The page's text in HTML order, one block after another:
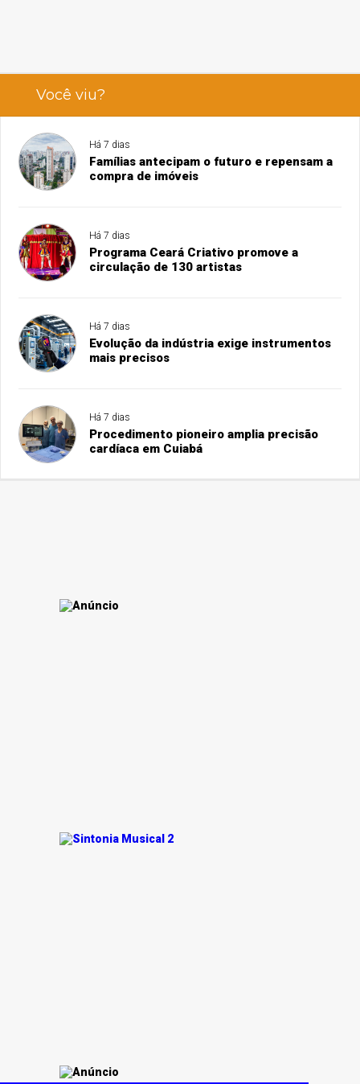
Você viu?
Há 7 dias
Famílias antecipam o futuro e repensam a
compra de imóveis
Há 7 dias
Programa Ceará Criativo promove a
circulação de 130 artistas
Há 7 dias
Evolução da indústria exige instrumentos
mais precisos
Há 7 dias
Procedimento pioneiro amplia precisão
cardíaca em Cuiabá